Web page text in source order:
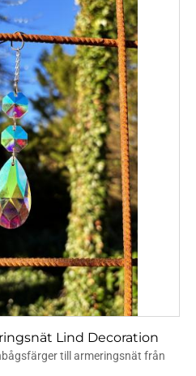
Lind Decoration
till armeringsnät från